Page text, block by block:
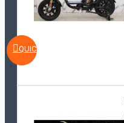
QUICKVIEW